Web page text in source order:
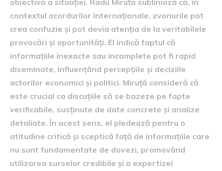
obiectivă a situației. Radu Miruță subliniază că, în
contextul acordurilor internaționale, zvonurile pot
crea confuzie și pot devia atenția de la veritabilele
provocări și oportunități. El indică faptul că
informațiile inexacte sau incomplete pot fi rapid
diseminate, influențând percepțiile și deciziile
actorilor economici și politici. Miruță consideră că
este crucial ca discuțiile să se bazeze pe fapte
verificabile, susținute de date concrete și analize
detaliate. În acest sens, el pledează pentru o
atitudine critică și sceptică față de informațiile care
nu sunt fundamentate de dovezi, promovând
utilizarea surselor credibile și a expertizei